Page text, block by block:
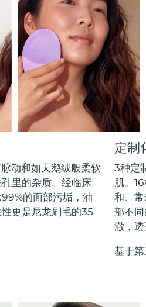
脉动和如天鹅绒般柔软
里的杂质。经临床
的面部污垢，油
更是尼龙刷毛的35
定制
3种定
肌。
和、
部不
澈，
基于
品
treatments
品
2 Pro Max
IPL hair removal device
2
2 go
IPL hair removal
Cooling Prep Gel
身体护理
body
body toning
4 body
body brush
serum
serum
2 plus
LED therapy
2
device
Blemish Solution
眼部护理
eyes & lips
line smoothing device
eye massager
.
hair
massager
Whitening Set
sonic device & 18% PAP gel
Whitening Gel
预计送达日期8/10/26
预计送达日期 8/14/26
预计送达日期 8/10/26
预计送达日期8/14/26
预计送达日期8/10/26
8/11/26
预计送达日期8/10/26
预计送达日期 8/11/26
8/8/26
8/10/26